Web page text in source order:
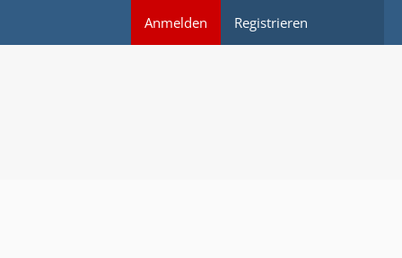
Anmelden Registrieren